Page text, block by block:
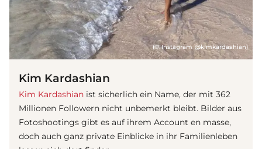
(© Instagram @kimkardashian)
Kim Kardashian
Kim Kardashian ist sicherlich ein Name, der mit 362
Millionen Followern nicht unbemerkt bleibt. Bilder aus
Fotoshootings gibt es auf ihrem Account en masse,
doch auch ganz private Einblicke in ihr Familienleben